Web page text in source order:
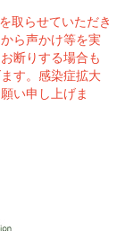
取らせていただき
ら声かけ等を実
断りする場合も
す。感染症拡大
い申し上げま